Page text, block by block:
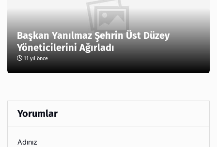
Başkan Yanılmaz Şehrin Üst Düzey
Yöneticilerini Ağırladı
11 yıl önce
Yorumlar
Adınız